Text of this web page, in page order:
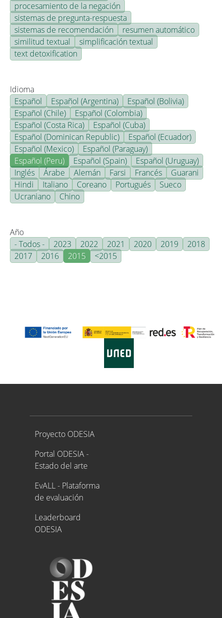
procesamiento de la negación
sistemas de pregunta-respuesta
sistemas de recomendación
resumen automático
similitud textual
simplificación textual
text detoxification
Idioma
Español
Español (Argentina)
Español (Bolivia)
Español (Chile)
Español (Colombia)
Español (Costa Rica)
Español (Cuba)
Español (Dominican Republic)
Español (Ecuador)
Español (Mexico)
Español (Paraguay)
Español (Peru)
Español (Spain)
Español (Uruguay)
Inglés
Árabe Alemán Farsi Francés
Guarani
Hindi
Italiano Coreano Portugués
Sueco
Ucraniano
Chino
Año
- Todos -
2023 2022 2021 2020 2019
2018
2017
2016 2015 <2015
Proyecto ODESIA
Proyecto ODESIA
Portal ODESIA -
Estado del arte
EvALL - Plataforma
de evaluación
Leaderboard
ODESIA